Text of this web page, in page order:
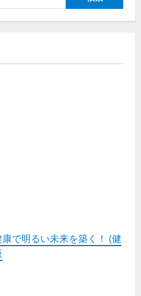
で明るい未来を築く！ (健